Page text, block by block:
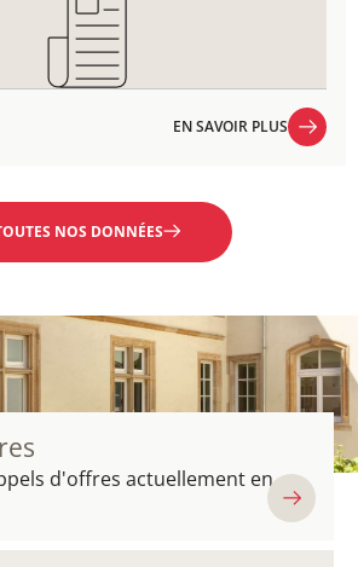
EN SAVOIR PLUS
NOS DONNÉES
d'offres actuellement en